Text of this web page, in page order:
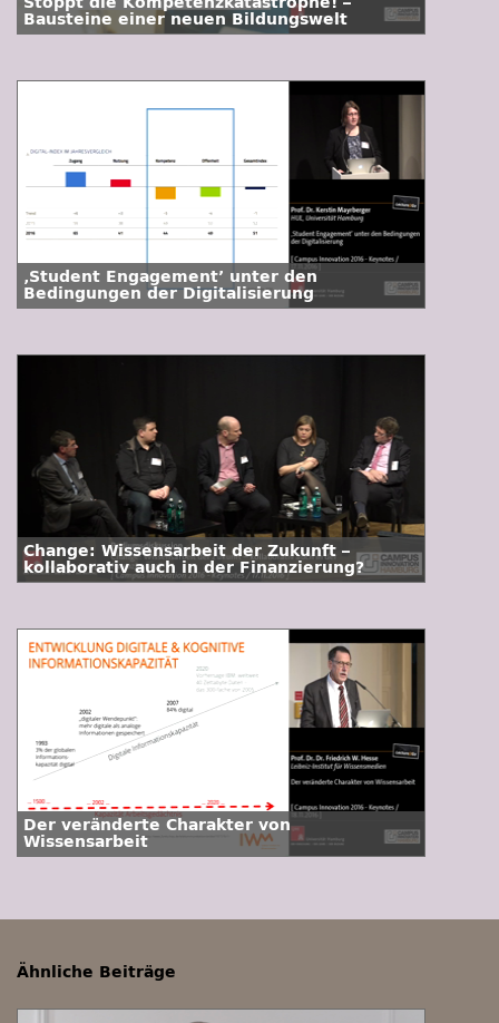
Bausteine einer neuen Bildungswelt
‚Student Engagement’ unter den
Bedingungen der Digitalisierung
Change: Wissensarbeit der Zukunft –
kollaborativ auch in der Finanzierung?
Der veränderte Charakter von
Wissensarbeit
Ähnliche Beiträge